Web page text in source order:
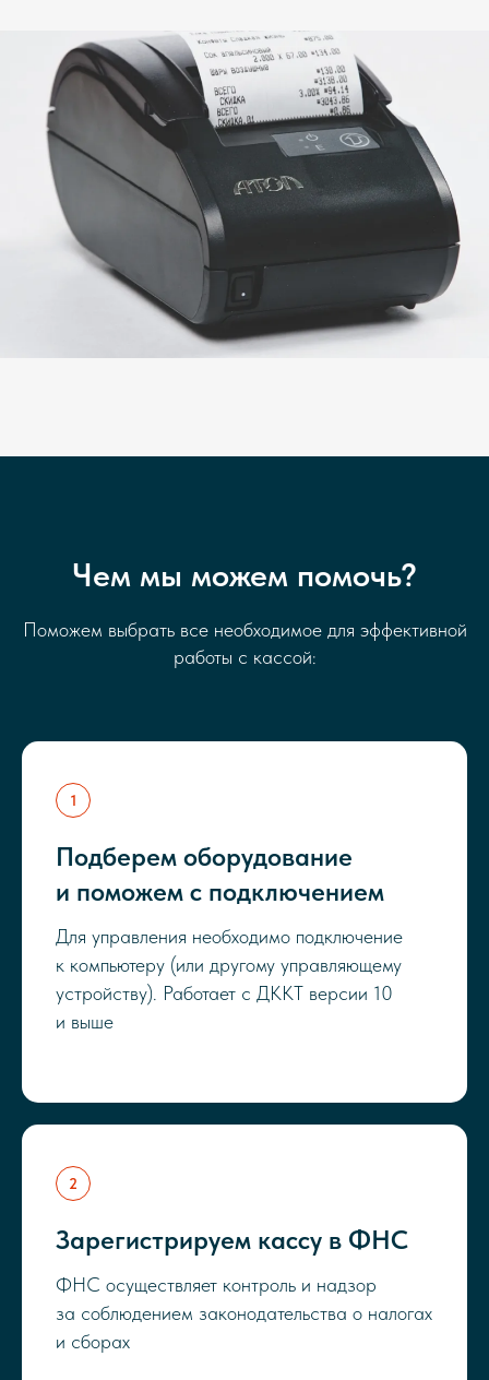
Чем мы можем помочь?
Поможем выбрать все необходимое для эффективной
работы с кассой:
Подберем оборудование
и поможем с подключением
Для управления необходимо подключение
к компьютеру (или другому управляющему
устройству). Работает с ДККТ версии 10
и выше
Зарегистрируем кассу в ФНС
ФНС осуществляет контроль и надзор
за соблюдением законодательства о налогах
и сборах